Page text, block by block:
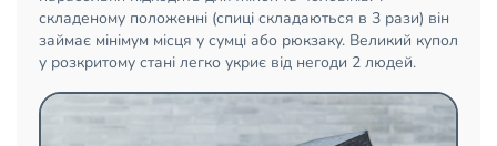
складеному положенні (спиці складаються в 3 рази) він
займає мінімум місця у сумці або рюкзаку. Великий купол
у розкритому стані легко укриє від негоди 2 людей.